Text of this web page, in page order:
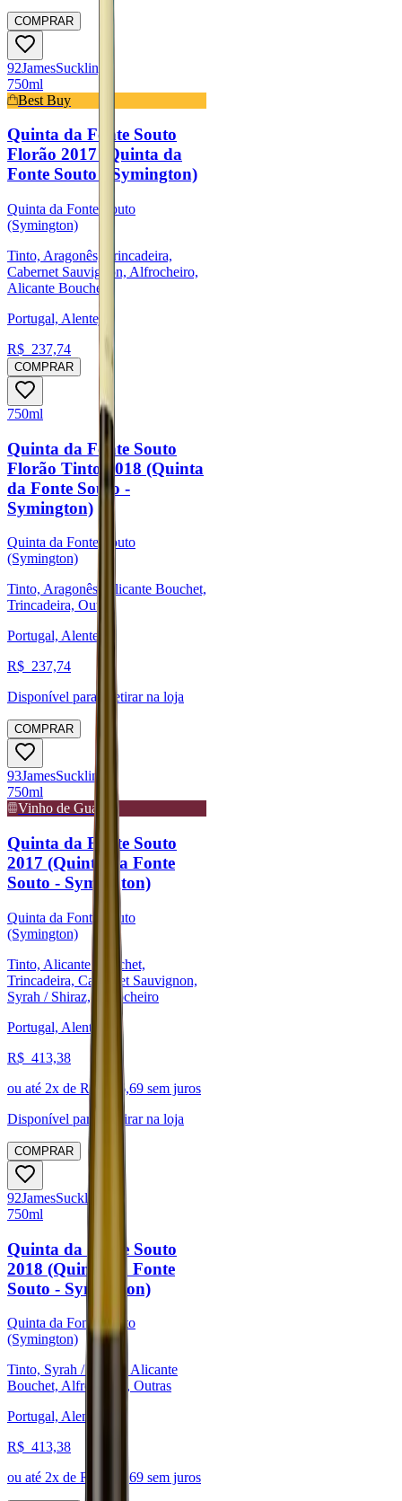
COMPRAR
92JamesSuckling
750ml
Best Buy
Quinta da Fonte Souto
Florão 2017 (Quinta da
Fonte Souto - Symington)
Quinta da Fonte Souto
(Symington)
Tinto, Aragonês, Trincadeira,
Cabernet Sauvignon, Alfrocheiro,
Alicante Bouchet
Portugal, Alentejo
R$ 237,74
COMPRAR
750ml
Quinta da Fonte Souto
Florão Tinto 2018 (Quinta
da Fonte Souto -
Symington)
Quinta da Fonte Souto
(Symington)
Tinto, Aragonês, Alicante Bouchet,
Trincadeira, Outras
Portugal, Alentejo
R$ 237,74
Disponível para:
Retirar na loja
COMPRAR
93JamesSuckling
750ml
Vinho de Guarda
Quinta da Fonte Souto
2017 (Quinta da Fonte
Souto - Symington)
Quinta da Fonte Souto
(Symington)
Tinto, Alicante Bouchet,
Trincadeira, Cabernet Sauvignon,
Syrah / Shiraz, Alfrocheiro
Portugal, Alentejo
R$ 413,38
ou até 2x de R$ 206,69 sem juros
Disponível para:
Retirar na loja
COMPRAR
92JamesSuckling
750ml
Quinta da Fonte Souto
2018 (Quinta da Fonte
Souto - Symington)
Quinta da Fonte Souto
(Symington)
Tinto, Syrah / Shiraz, Alicante
Bouchet, Alfrocheiro, Outras
Portugal, Alentejo
R$ 413,38
ou até 2x de R$ 206,69 sem juros